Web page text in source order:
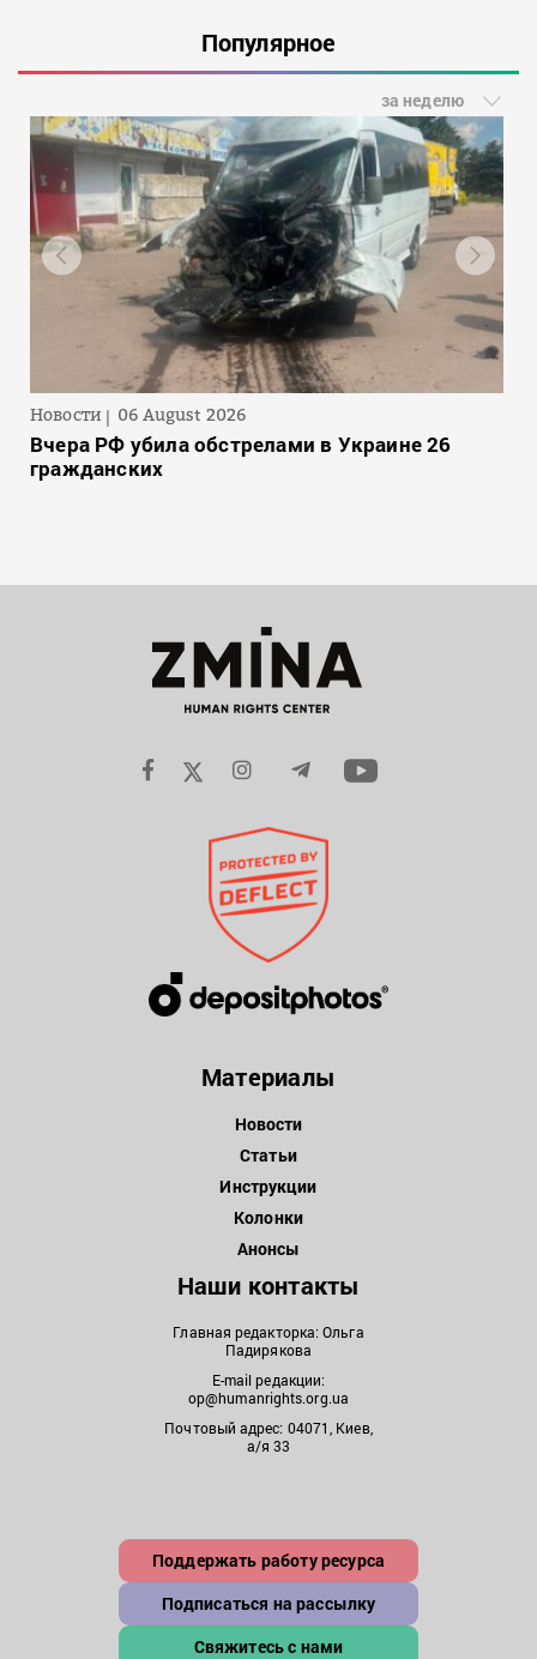
Популярное
за неделю
Новости 06 August 2026
Вчера РФ убила обстрелами в Украине 26
гражданских
Материалы
Новости
Статьи
Инструкции
Колонки
Анонсы
Наши контакты
Главная редакторка: Ольга
Падирякова
E-mail редакции:
op@humanrights.org.ua
Почтовый адрес: 04071, Киев,
а/я 33
Поддержать работу ресурса
Подписаться на рассылку
Свяжитесь с нами